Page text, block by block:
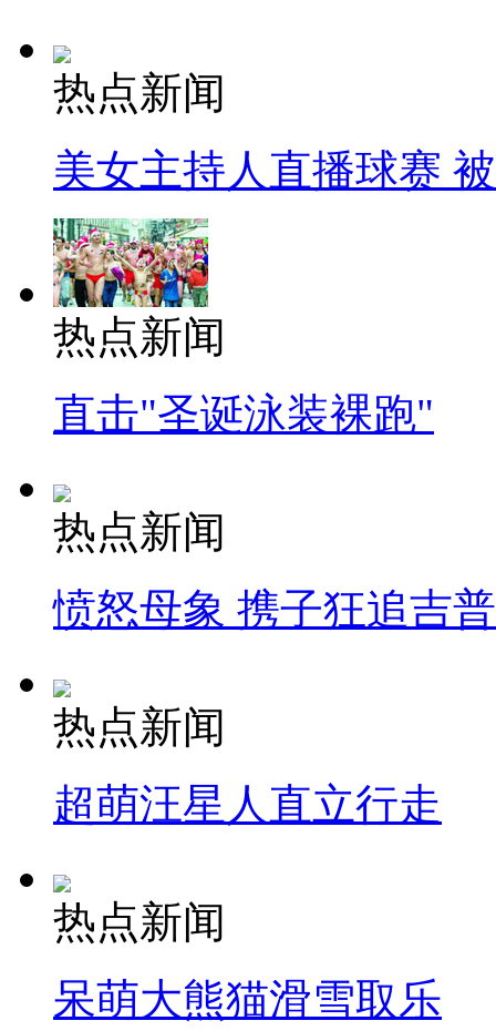
热点新闻
美女主持人直播球赛
热点新闻
直击"圣诞泳装裸跑"
热点新闻
愤怒母象 携子狂追吉
热点新闻
超萌汪星人直立行走
热点新闻
呆萌大熊猫滑雪取乐